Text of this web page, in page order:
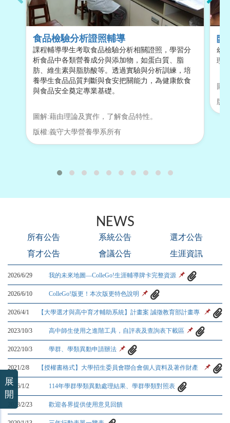
食品檢驗分析證照輔導
課程輔導學生考取食品檢驗分析相關證照，學習分
析食品中各類營養成分與添加物，如蛋白質、脂
肪、維生素與脂肪酸等。透過實驗與分析訓練，培
養學生食品品質判斷與食安把關能力，為健康飲食
與食品安全奠定專業基礎。
圖解:藉由理論及實作，了解食品特性。
版權:義守大學營養學系所有
臨
幼
理
圖
版
NEWS
所有公告 系統公告
選才公告
育才公告
會議公告 生涯資訊
2026/6/29 我的未來地圖—ColleGo!生涯輔導牌卡完整資源
2026/6/10 ColleGo!版更！本次版更特色說明
2026/4/1
【大學選才與高中育才輔助系統】計畫案 誠徵教育部計畫專
任助理 (活動企劃專員)
2023/10/3
高中師生使用之進階工具，自評表及查詢表下載區
2022/10/3 學群、學類異動申請辦法
2021/2/8
【授權書格式】大學招生委員會聯合會個人資料及著作財產
權使用授權同意書更新
2026/1/2
114年學群學類異動處理結果、學群學類對照表
2023/2/23 歡迎各界提供使用意見回饋
展
開